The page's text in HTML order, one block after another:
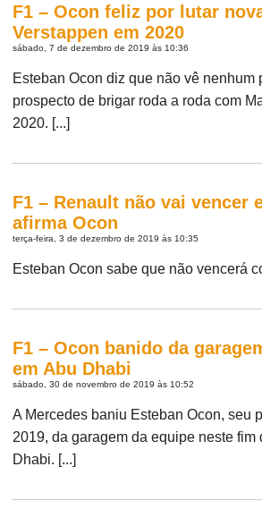
F1 – Ocon feliz por lutar
Verstappen em 2020
sábado, 7 de dezembro de 2019 às 10:36
Esteban Ocon diz que não vê nenhum
prospecto de brigar roda a roda com
2020. [...]
F1 – Renault não vai vencer
afirma Ocon
terça-feira, 3 de dezembro de 2019 às 10:35
Esteban Ocon sabe que não vencerá
F1 – Ocon banido da
em Abu Dhabi
sábado, 30 de novembro de 2019 às 10:52
A Mercedes baniu Esteban Ocon, seu
2019, da garagem da equipe neste fim
Dhabi. [...]